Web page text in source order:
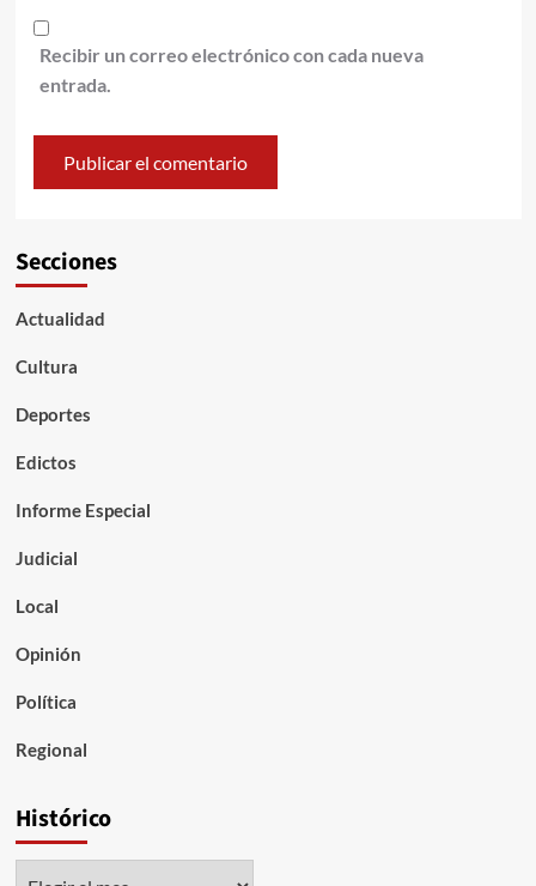
Recibir un correo electrónico con cada nueva
entrada.
Secciones
Actualidad
Cultura
Deportes
Edictos
Informe Especial
Judicial
Local
Opinión
Política
Regional
Histórico